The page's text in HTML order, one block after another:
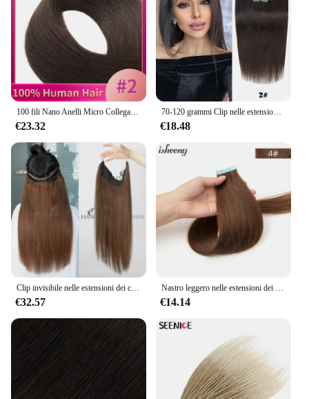
100 fili Nano Anelli Micro Collegamenti Estensioni dei capelli umani Bionda naturale Micro Bead Loop Pre incollati Capelli lisci europei Remy
€23.32
70-120 grammi Clip nelle estensioni dei capelli Veri capelli naturali Remy Set dritto 7 pezzi Clip brasiliana nelle estensioni dei capelli umani
€18.48
Clip invisibile nelle estensioni dei capelli Linea di filo di pesce per capelli umani 4 clip Posticci naturali reali 12 "-24" Aggiungi clip per volume Capelli Om
€32.57
Nastro leggero nelle estensioni dei capelli umani 12-24 pollici nastro di trama della pelle dell'unità di elaborazione senza cuciture capelli lisci naturali 20 pz/pacco 30G colla a nastro
€14.14